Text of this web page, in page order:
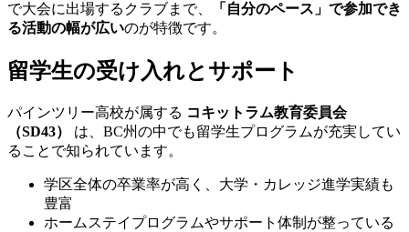
で大会に出場するクラブまで、
「自分のペース」で参加でき
る活動の幅が広いのが特徴です。
留学生の受け入れとサポート
パインツリー高校が属する コキットラム教育委員会
（SD43）
は、BC州の中でも留学生プログラムが充実してい
ることで知られています。
学区全体の卒業率が高く、大学・カレッジ進学実績も
豊富
ホームステイプログラムやサポート体制が整っている